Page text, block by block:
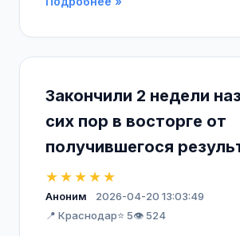
Закончили 2 недели
сих пор в восторге от
получившегося
★★★★★
Аноним
2026-04-20 13:03:49
📍 Краснодар⭐ 5👁️ 524